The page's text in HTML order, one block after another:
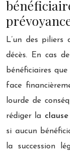
L’un des
décès. En cas
bénéficiaires
face
lourde de
rédiger la
si aucun
la succession